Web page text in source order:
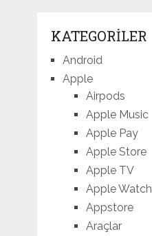
KATEGORILER
Android
Apple
Airpods
Apple Music
Apple Pay
Apple Store
Apple TV
Apple Watch
Appstore
Araçlar